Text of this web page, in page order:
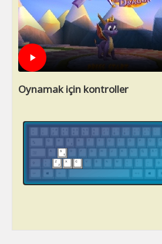
Oynamak için kontroller